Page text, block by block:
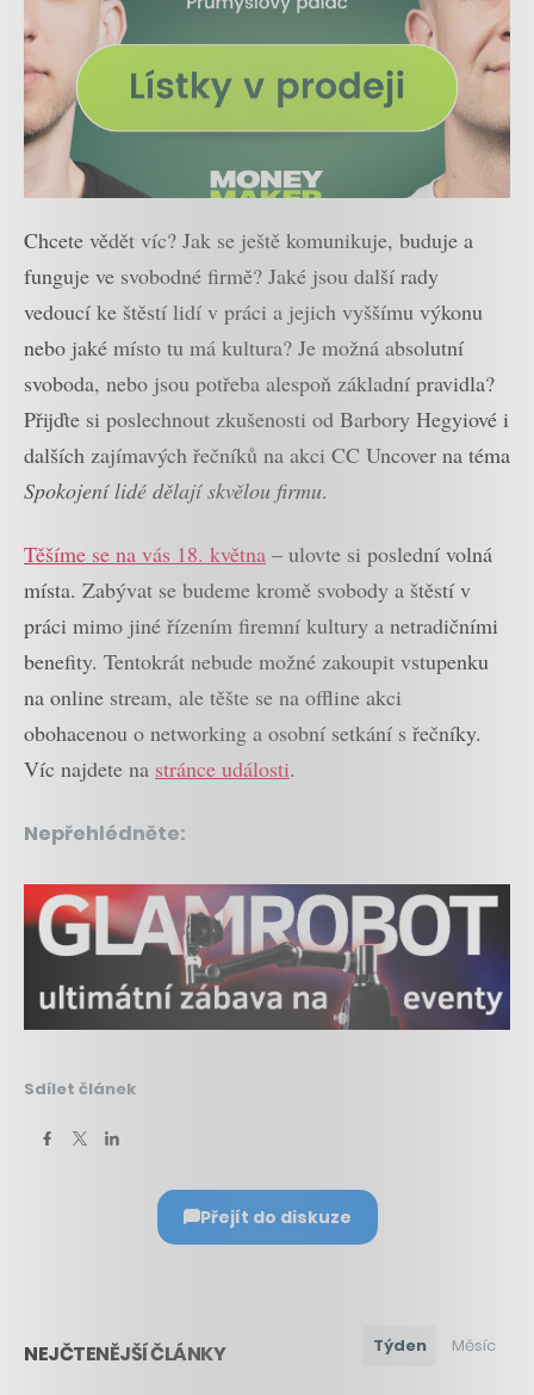
Chcete vědět víc? Jak se ještě komunikuje, buduje a
funguje ve svobodné firmě? Jaké jsou další rady
vedoucí ke štěstí lidí v práci a jejich vyššímu výkonu
nebo jaké místo tu má kultura? Je možná absolutní
svoboda, nebo jsou potřeba alespoň základní pravidla?
Přijďte si poslechnout zkušenosti od Barbory Hegyiové i
dalších zajímavých řečníků na akci CC Uncover na téma
Spokojení lidé dělají skvělou firmu.
Těšíme se na vás 18. května – ulovte si poslední volná
místa. Zabývat se budeme kromě svobody a štěstí v
práci mimo jiné řízením firemní kultury a netradičními
benefity. Tentokrát nebude možné zakoupit vstupenku
na online stream, ale těšte se na offline akci
obohacenou o networking a osobní setkání s řečníky.
Víc najdete na stránce události.
Nepřehlédněte:
Sdílet článek
Přejít do diskuze
NEJČTENĚJŠÍ ČLÁNKY Týden Měsíc